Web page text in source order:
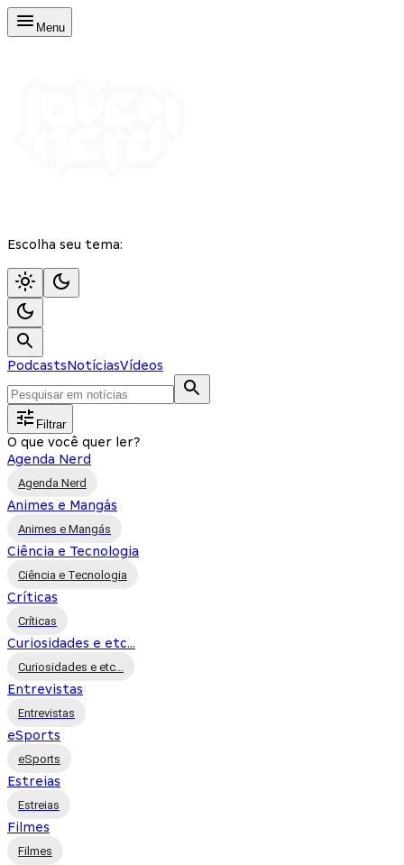
Menu
Escolha seu tema:
PodcastsNotíciasVídeos
Filtrar
O que você quer ler?
Agenda Nerd
Agenda Nerd
Animes e Mangás
Animes e Mangás
Ciência e Tecnologia
Ciência e Tecnologia
Críticas
Críticas
Curiosidades e etc...
Curiosidades e etc...
Entrevistas
Entrevistas
eSports
eSports
Estreias
Estreias
Filmes
Filmes